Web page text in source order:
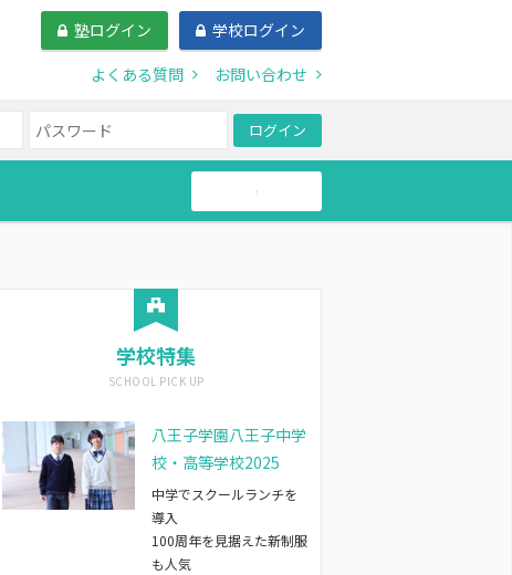
塾ログイン
学校ログイン
よくある質問
お問い合わせ
ログイン
帰国生
学校特集
八王子学園八王子中学
校・高等学校2025
中学でスクールランチを
導入
100周年を見据えた新制服
も人気